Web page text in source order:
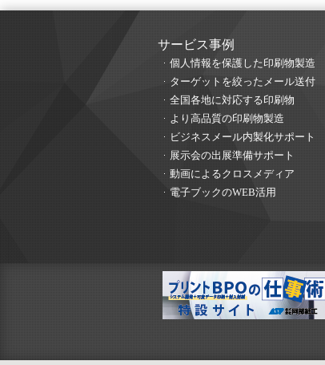
サービス事例
個人情報を保護した印刷物製造
ターゲットを絞ったメール送付
全国各地に対応する印刷物
より高品質の印刷物製造
ビジネスメール内製化サポート
展示会の出展準備サポート
動画によるクロスメディア
電子ブックのWEB活用